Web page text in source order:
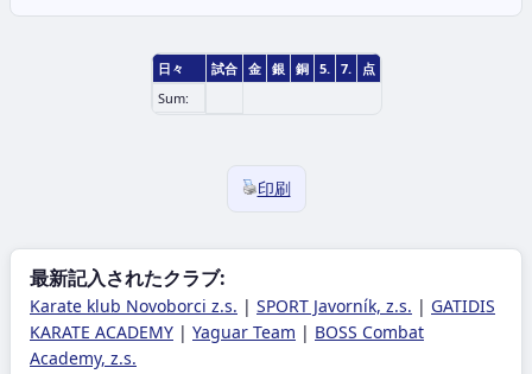
日々 試合 金 銀 銅 5. 7.
点
Sum:
印刷
最新記入されたクラブ:
Karate klub Novoborci z.s. | SPORT Javorník, z.s. | GATIDIS
KARATE ACADEMY | Yaguar Team | BOSS Combat
Academy, z.s.